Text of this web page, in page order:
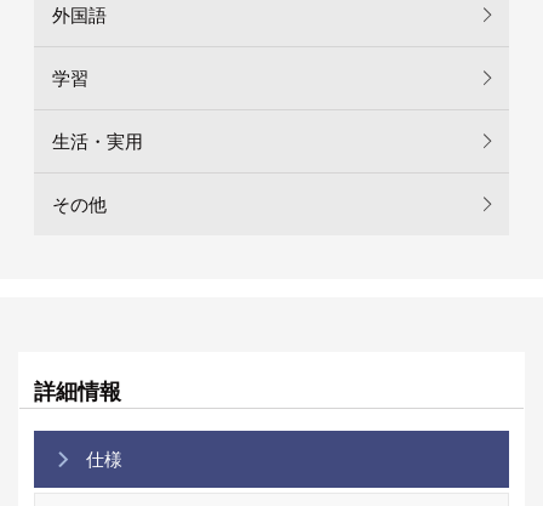
外国語
学習
生活・実用
その他
詳細情報
仕様